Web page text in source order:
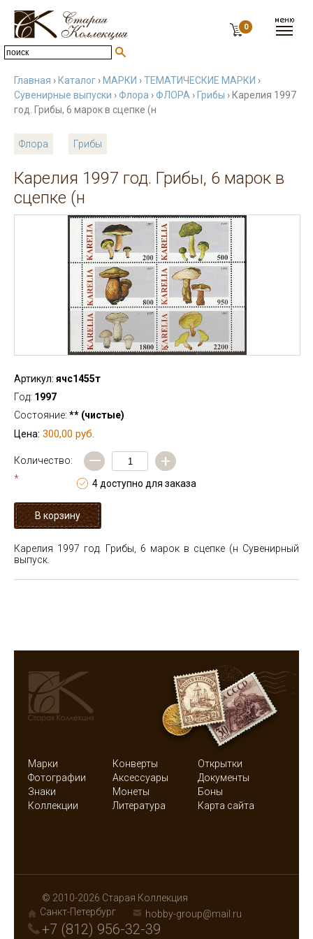
0
Главная › Каталог › МАРКИ ›ТЕМАТИЧЕСКИЕ МАРКИ ›
Сувенирные выпуски ›Флора ›ФЛОРА › Грибы › Карелия 1997
год. Грибы, 6 марок в сцепке (н
Флора Грибы
Карелия 1997 год. Грибы, 6 марок в
сцепке (н
Артикул: ячс1455т
Год: 1997
Состояние: ** (чистые)
Цена: 300,00 руб.
Количество:
*
— +
4 доступно для заказа
Карелия 1997 год. Грибы, 6 марок в сцепке (н Сувенирный
выпуск.
Марки Конверты
Открытки
Фотографии
Аксессуары
Документы
Знаки
Монеты
Боны
Коллекции
Литература Карта сайта
© 2010-2026 Старая Коллекция
Санкт-Петербург
hobby-group@mail.ru
+7 (812) 956-32-39